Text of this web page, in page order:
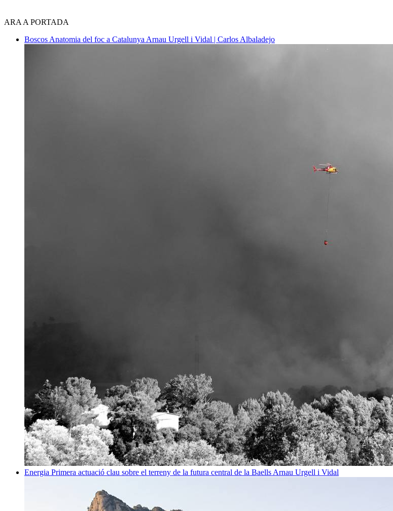
ARA A PORTADA
Boscos Anatomia del foc a Catalunya Arnau Urgell i Vidal | Carlos Albaladejo
Energia Primera actuació clau sobre el terreny de la futura central de la Baells Arnau Urgell i Vidal